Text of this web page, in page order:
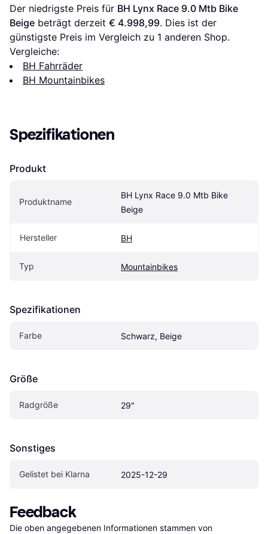
Der niedrigste Preis für BH Lynx Race 9.0 Mtb Bike
Beige beträgt derzeit € 4.998,99. Dies ist der
günstigste Preis im Vergleich zu 1 anderen Shop.
Vergleiche:
BH Fahrräder
BH Mountainbikes
Spezifikationen
Produkt
Produktname
BH Lynx Race 9.0 Mtb Bike
Beige
Hersteller BH
Typ Mountainbikes
Spezifikationen
Farbe Schwarz, Beige
Größe
Radgröße 29"
Sonstiges
Gelistet bei Klarna 2025-12-29
Feedback
Die oben angegebenen Informationen stammen von